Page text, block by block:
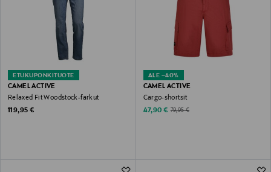
ETUKUPONKITUOTE
CAMEL ACTIVE
Relaxed Fit Woodstock-farkut
Original Price
119,95 €
ALE –40%
CAMEL ACTIVE
Cargo-shortsit
Discounted Price
47,90 € Original Price
79,95 €